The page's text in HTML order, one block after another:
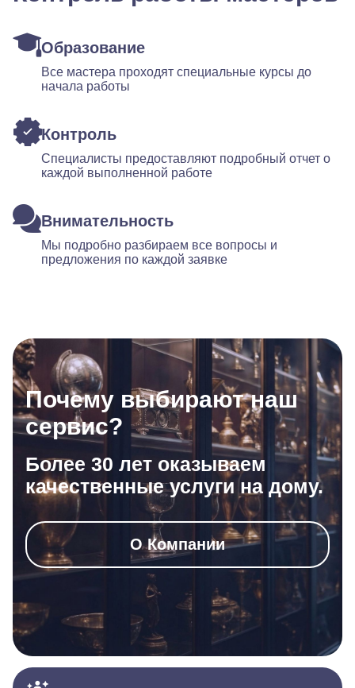
Образование
Все мастера проходят специальные курсы до
начала работы
Контроль
Специалисты предоставляют подробный отчет о
каждой выполненной работе
Внимательность
Мы подробно разбираем все вопросы и
предложения по каждой заявке
Почему выбирают наш
сервис?
Более 30 лет оказываем
качественные услуги на дому.
О Компании